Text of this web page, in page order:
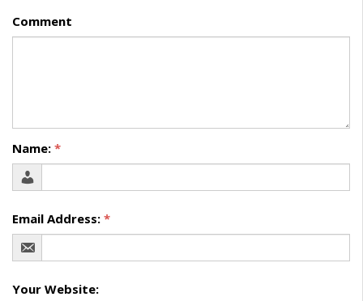
Comment
Name: *
Email Address: *
Your Website: